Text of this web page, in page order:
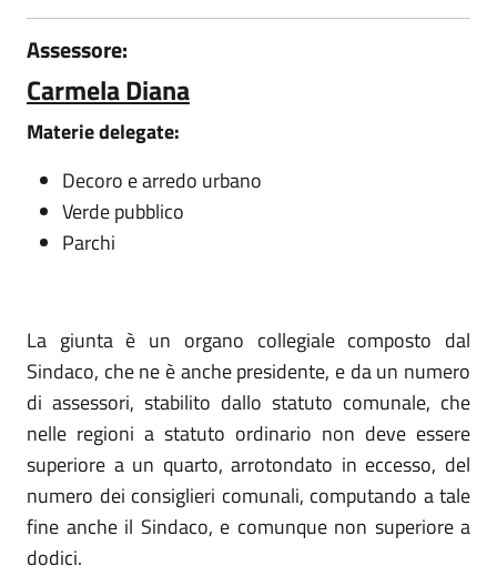
Assessore:
Carmela Diana
Materie delegate:
Decoro e arredo urbano
Verde pubblico
Parchi
La giunta è un organo collegiale composto dal
Sindaco, che ne è anche presidente, e da un numero
di assessori, stabilito dallo statuto comunale, che
nelle regioni a statuto ordinario non deve essere
superiore a un quarto, arrotondato in eccesso, del
numero dei consiglieri comunali, computando a tale
fine anche il Sindaco, e comunque non superiore a
dodici.